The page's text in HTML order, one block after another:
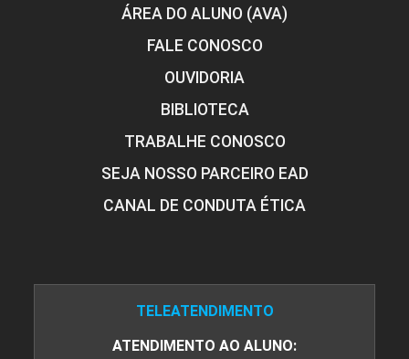
ÁREA DO ALUNO (AVA)
FALE CONOSCO
OUVIDORIA
BIBLIOTECA
TRABALHE CONOSCO
SEJA NOSSO PARCEIRO EAD
CANAL DE CONDUTA ÉTICA
TELEATENDIMENTO
ATENDIMENTO AO ALUNO: